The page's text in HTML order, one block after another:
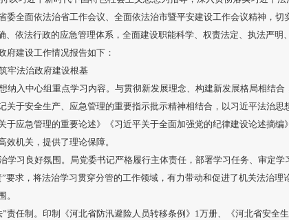
委全面依法治省工作会议、全面依法治市暨平安建设工作会议精神，切
、依法行政的应急管理体系，全面建设职能科学、权责法定、执法严明
府建设工作情况报告如下：
牢法治政府建设根基
纳入中心组重点学习内容。与贯彻新发展理念、构建新发展格局相结
关于安全生产、应急管理的重要指示批示精神相结合，以习近平法治思
于应急管理的重要论述》《习近平关于全面加强党的纪律建设论述摘编
效机关，提供了理论保障。
学习良好氛围。局党委书记严格履行主体责任，部署学习任务、审定
要求，将法治学习贯穿分管的工作领域，有力带动和促进了机关法治
。
责任制。印制《河北省防汛避险人员转移条例》1万册、《河北省安全